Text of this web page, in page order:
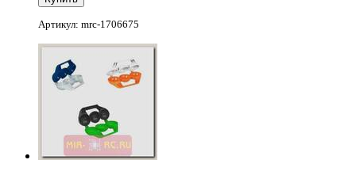
Артикул: mrc-1706675